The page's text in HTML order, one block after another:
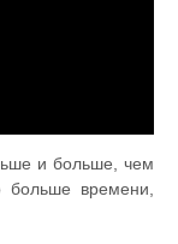
и больше, чем
больше времени,